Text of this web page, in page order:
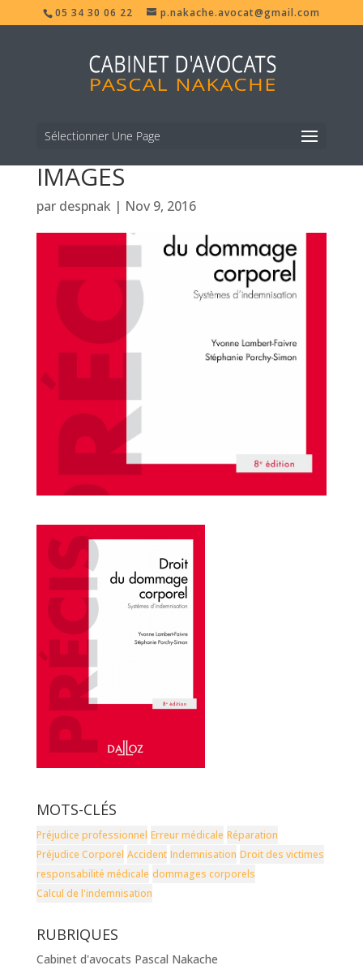
05 34 30 06 22 p.nakache.avocat@gmail.com
Sélectionner Une Page
IMAGES
par despnak | Nov 9, 2016
MOTS-CLÉS
Préjudice professionnel Erreur médicale Réparation
Préjudice Corporel Accident Indemnisation Droit des victimes
responsabilité médicale dommages corporels
Calcul de l'indemnisation
RUBRIQUES
Cabinet d'avocats Pascal Nakache